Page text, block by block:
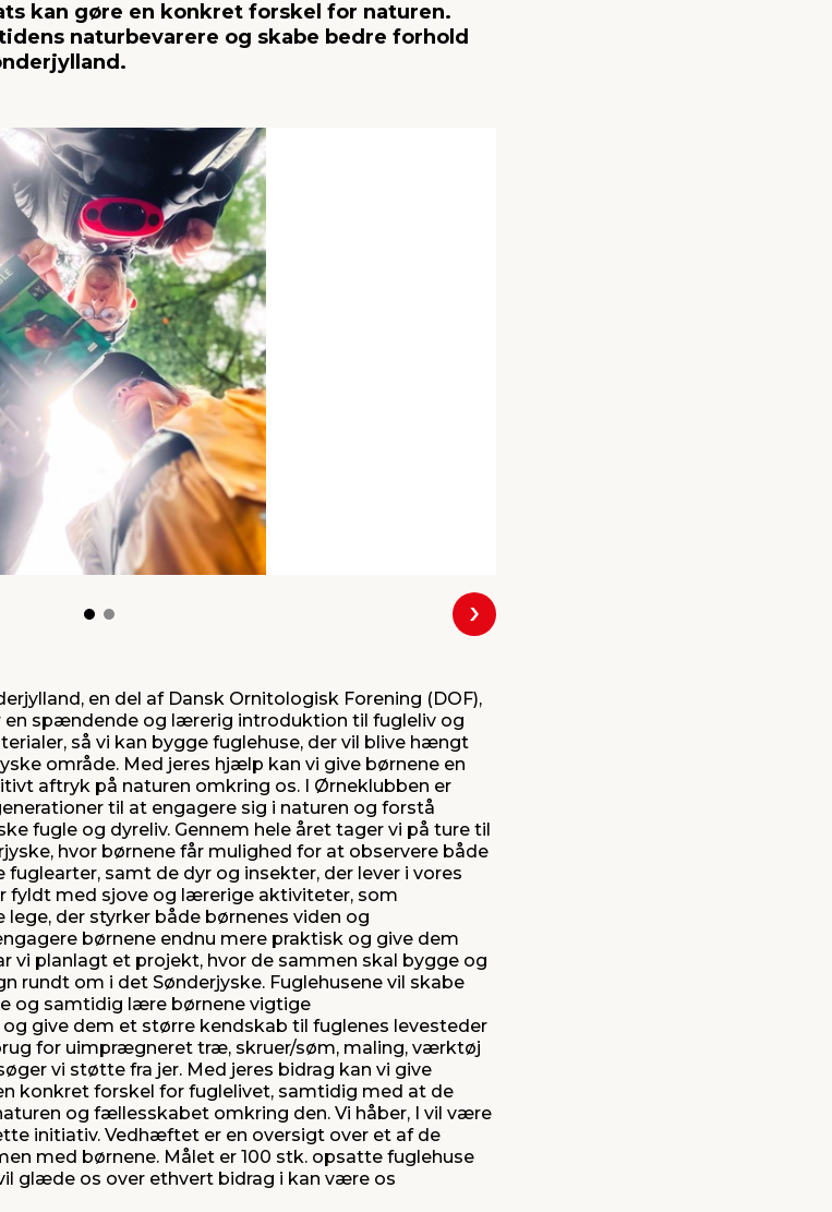
kan gøre en konkret forskel for naturen.
naturbevarere og skabe bedre forhold
Næste
en del af Dansk Ornitologisk Forening (DOF),
en spændende og lærerig introduktion til fugleliv og
så vi kan bygge fuglehuse, der vil blive hængt
område. Med jeres hjælp kan vi give børnene en
aftryk på naturen omkring os. I Ørneklubben er
til at engagere sig i naturen og forstå
fugle og dyreliv. Gennem hele året tager vi på ture til
hvor børnene får mulighed for at observere både
samt de dyr og insekter, der lever i vores
fyldt med sjove og lærerige aktiviteter, som
der styrker både børnenes viden og
børnene endnu mere praktisk og give dem
vi planlagt et projekt, hvor de sammen skal bygge og
rundt om i det Sønderjyske. Fuglehusene vil skabe
og samtidig lære børnene vigtige
give dem et større kendskab til fuglenes levesteder
for uimprægneret træ, skruer/søm, maling, værktøj
vi støtte fra jer. Med jeres bidrag kan vi give
konkret forskel for fuglelivet, samtidig med at de
og fællesskabet omkring den. Vi håber, I vil være
initiativ. Vedhæftet er en oversigt over et af de
med børnene. Målet er 100 stk. opsatte fuglehuse
glæde os over ethvert bidrag i kan være os